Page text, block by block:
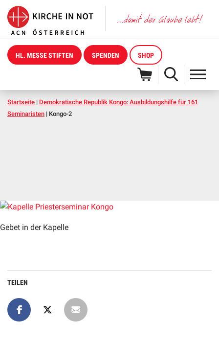
HL. MESSE STIFTEN SPENDEN SHOP
Startseite | Demokratische Republik Kongo: Ausbildungshilfe für 161
Seminaristen | Kongo-2
Gebet in der Kapelle
TEILEN